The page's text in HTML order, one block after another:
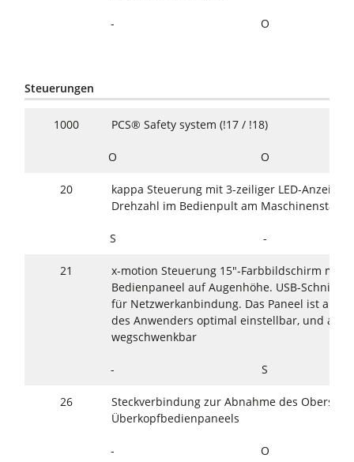
- O
Steuerungen
1000 PCS® Safety system (!17 / !18)
O O
20
kappa Steuerung mit 3-zeiliger LED-Anzeige
Drehzahl im Bedienpult am
S -
21
x-motion Steuerung 15"-Farbbildschirm mit
Bedienpaneel auf Augenhöhe. USB-
für Netzwerkanbindung. Das Paneel ist auf
des Anwenders optimal einstellbar, und aus
wegschwenkbar
- S
26
Steckverbindung zur Abnahme des
Überkopfbedienpaneels
- O